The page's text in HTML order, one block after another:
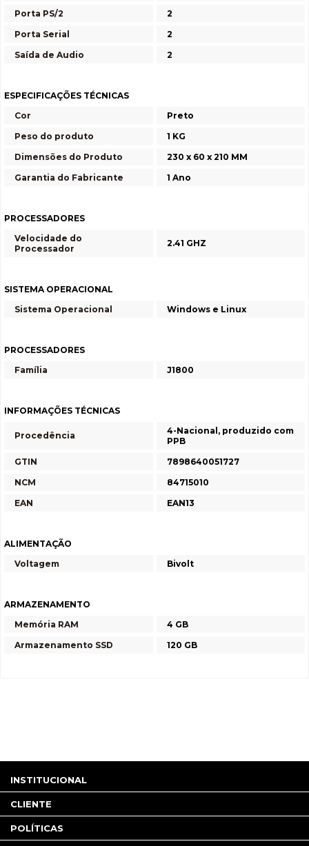
Porta PS/2
2
Porta Serial
2
Saída de Audio
2
ESPECIFICAÇÕES TÉCNICAS
Cor
Preto
Peso do produto
1 KG
Dimensões do Produto
230 x 60 x 210 MM
Garantia do Fabricante
1 Ano
PROCESSADORES
Velocidade do
Processador
2.41 GHZ
SISTEMA OPERACIONAL
Sistema Operacional
Windows e Linux
PROCESSADORES
Família
J1800
INFORMAÇÕES TÉCNICAS
Procedência
4-Nacional, produzido com
PPB
GTIN
7898640051727
NCM
84715010
EAN
EAN13
ALIMENTAÇÃO
Voltagem
Bivolt
ARMAZENAMENTO
Memória RAM
4 GB
Armazenamento SSD
120 GB
INSTITUCIONAL
CLIENTE
POLÍTICAS